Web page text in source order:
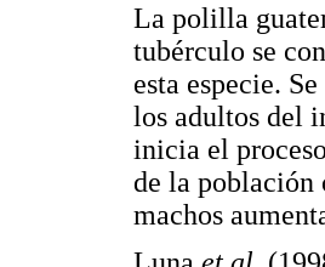
La polilla
tubérculo se
esta especie.
los adultos del
inicia el
de la población
machos